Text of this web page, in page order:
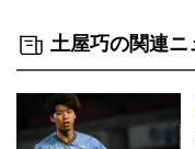
土屋巧の関連ニ